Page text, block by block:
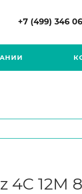
+7 (499) 346
4C 12M